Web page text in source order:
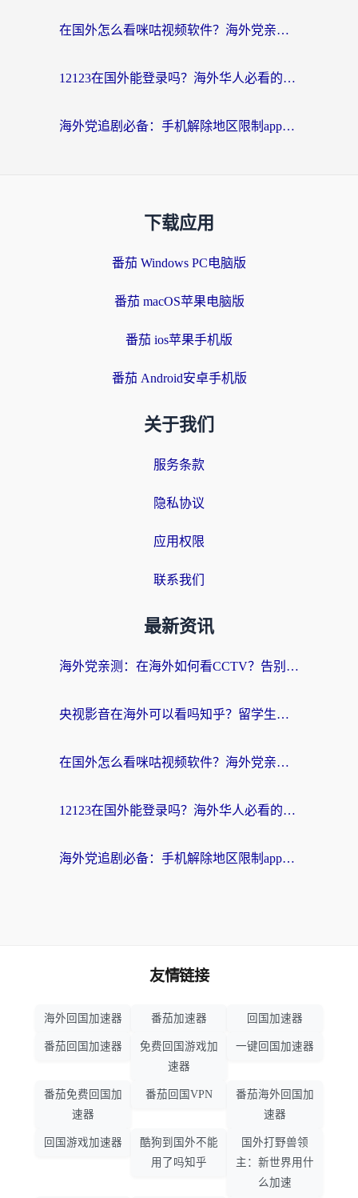
在国外怎么看咪咕视频软件？海外党亲测有效的回国加速方案
12123在国外能登录吗？海外华人必看的回国加速实用指南
海外党追剧必备：手机解除地区限制app怎么选？解决央视视频&国内剧地区限制全指南
下载应用
番茄 Windows PC电脑版
番茄 macOS苹果电脑版
番茄 ios苹果手机版
番茄 Android安卓手机版
关于我们
服务条款
隐私协议
应用权限
联系我们
最新资讯
海外党亲测：在海外如何看CCTV？告别“仅限大陆播放”的实用指南
央视影音在海外可以看吗知乎？留学生亲测：3步解决地域限制+追剧自由
在国外怎么看咪咕视频软件？海外党亲测有效的回国加速方案
12123在国外能登录吗？海外华人必看的回国加速实用指南
海外党追剧必备：手机解除地区限制app怎么选？解决央视视频&国内剧地区限制全指南
友情链接
海外回国加速器 番茄加速器 回国加速器
番茄回国加速器
免费回国游戏加
速器
一键回国加速器
番茄免费回国加
速器
番茄回国VPN
番茄海外回国加
速器
回国游戏加速器
酷狗到国外不能
用了吗知乎
国外打野兽领
主：新世界用什
么加速